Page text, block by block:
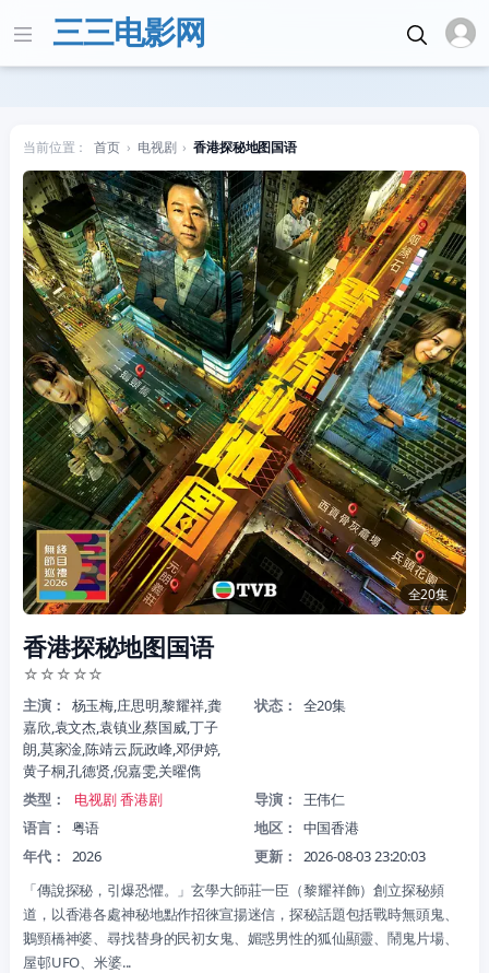
三三电影网
当前位置： 首页 › 电视剧 › 香港探秘地图国语
全20集
香港探秘地图国语
☆ ☆ ☆ ☆☆
主演：
杨玉梅,庄思明,黎耀祥,龚
嘉欣,袁文杰,袁镇业,蔡国威,丁子
朗,莫家淦,陈靖云,阮政峰,邓伊婷,
黄子桐,孔德贤,倪嘉雯,关曜儁
状态： 全20集
类型： 电视剧香港剧 导演：
王伟仁
语言：
粤语 地区：
中国香港
年代：
2026 更新：
2026-08-03 23:20:03
「傳說探秘，引爆恐懼。」玄學大師莊一臣（黎耀祥飾）創立探秘頻
道，以香港各處神秘地點作招徠宣揚迷信，探秘話題包括戰時無頭鬼、
鵝頸橋神婆、尋找替身的民初女鬼、媚惑男性的狐仙顯靈、鬧鬼片場、
屋邨UFO、米婆...